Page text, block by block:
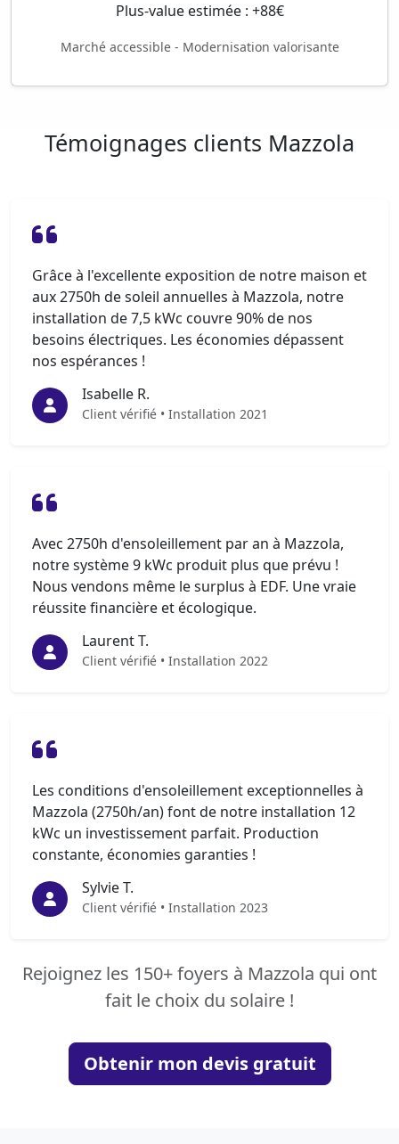
Plus-value estimée : +88€
Marché accessible - Modernisation valorisante
Témoignages clients Mazzola
Grâce à l'excellente exposition de notre maison et
aux 2750h de soleil annuelles à Mazzola, notre
installation de 7,5 kWc couvre 90% de nos
besoins électriques. Les économies dépassent
nos espérances !
Isabelle R.
Client vérifié • Installation 2021
Avec 2750h d'ensoleillement par an à Mazzola,
notre système 9 kWc produit plus que prévu !
Nous vendons même le surplus à EDF. Une vraie
réussite financière et écologique.
Laurent T.
Client vérifié • Installation 2022
Les conditions d'ensoleillement exceptionnelles à
Mazzola (2750h/an) font de notre installation 12
kWc un investissement parfait. Production
constante, économies garanties !
Sylvie T.
Client vérifié • Installation 2023
Rejoignez les 150+ foyers à Mazzola qui ont
fait le choix du solaire !
Obtenir mon devis gratuit